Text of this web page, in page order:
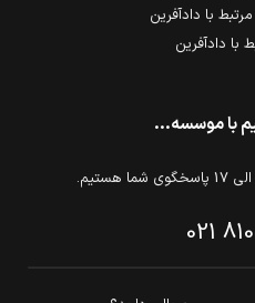
با موسسه...
021
با دادآفرین
با دادآفرین